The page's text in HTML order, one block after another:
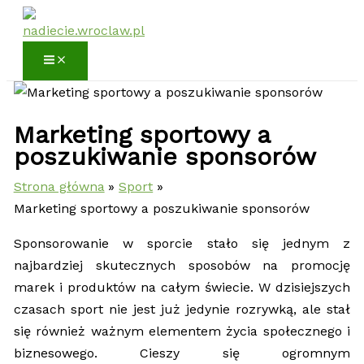
Przejdź
Marketing sportowy a
poszukiwanie sponsorów
Strona główna
Sport
Marketing sportowy a poszukiwanie sponsorów
Sponsorowanie w sporcie stało się jednym z
najbardziej skutecznych sposobów na promocję
marek i produktów na całym świecie. W dzisiejszych
czasach sport nie jest już jedynie rozrywką, ale stał
się również ważnym elementem życia społecznego i
biznesowego. Cieszy się ogromnym